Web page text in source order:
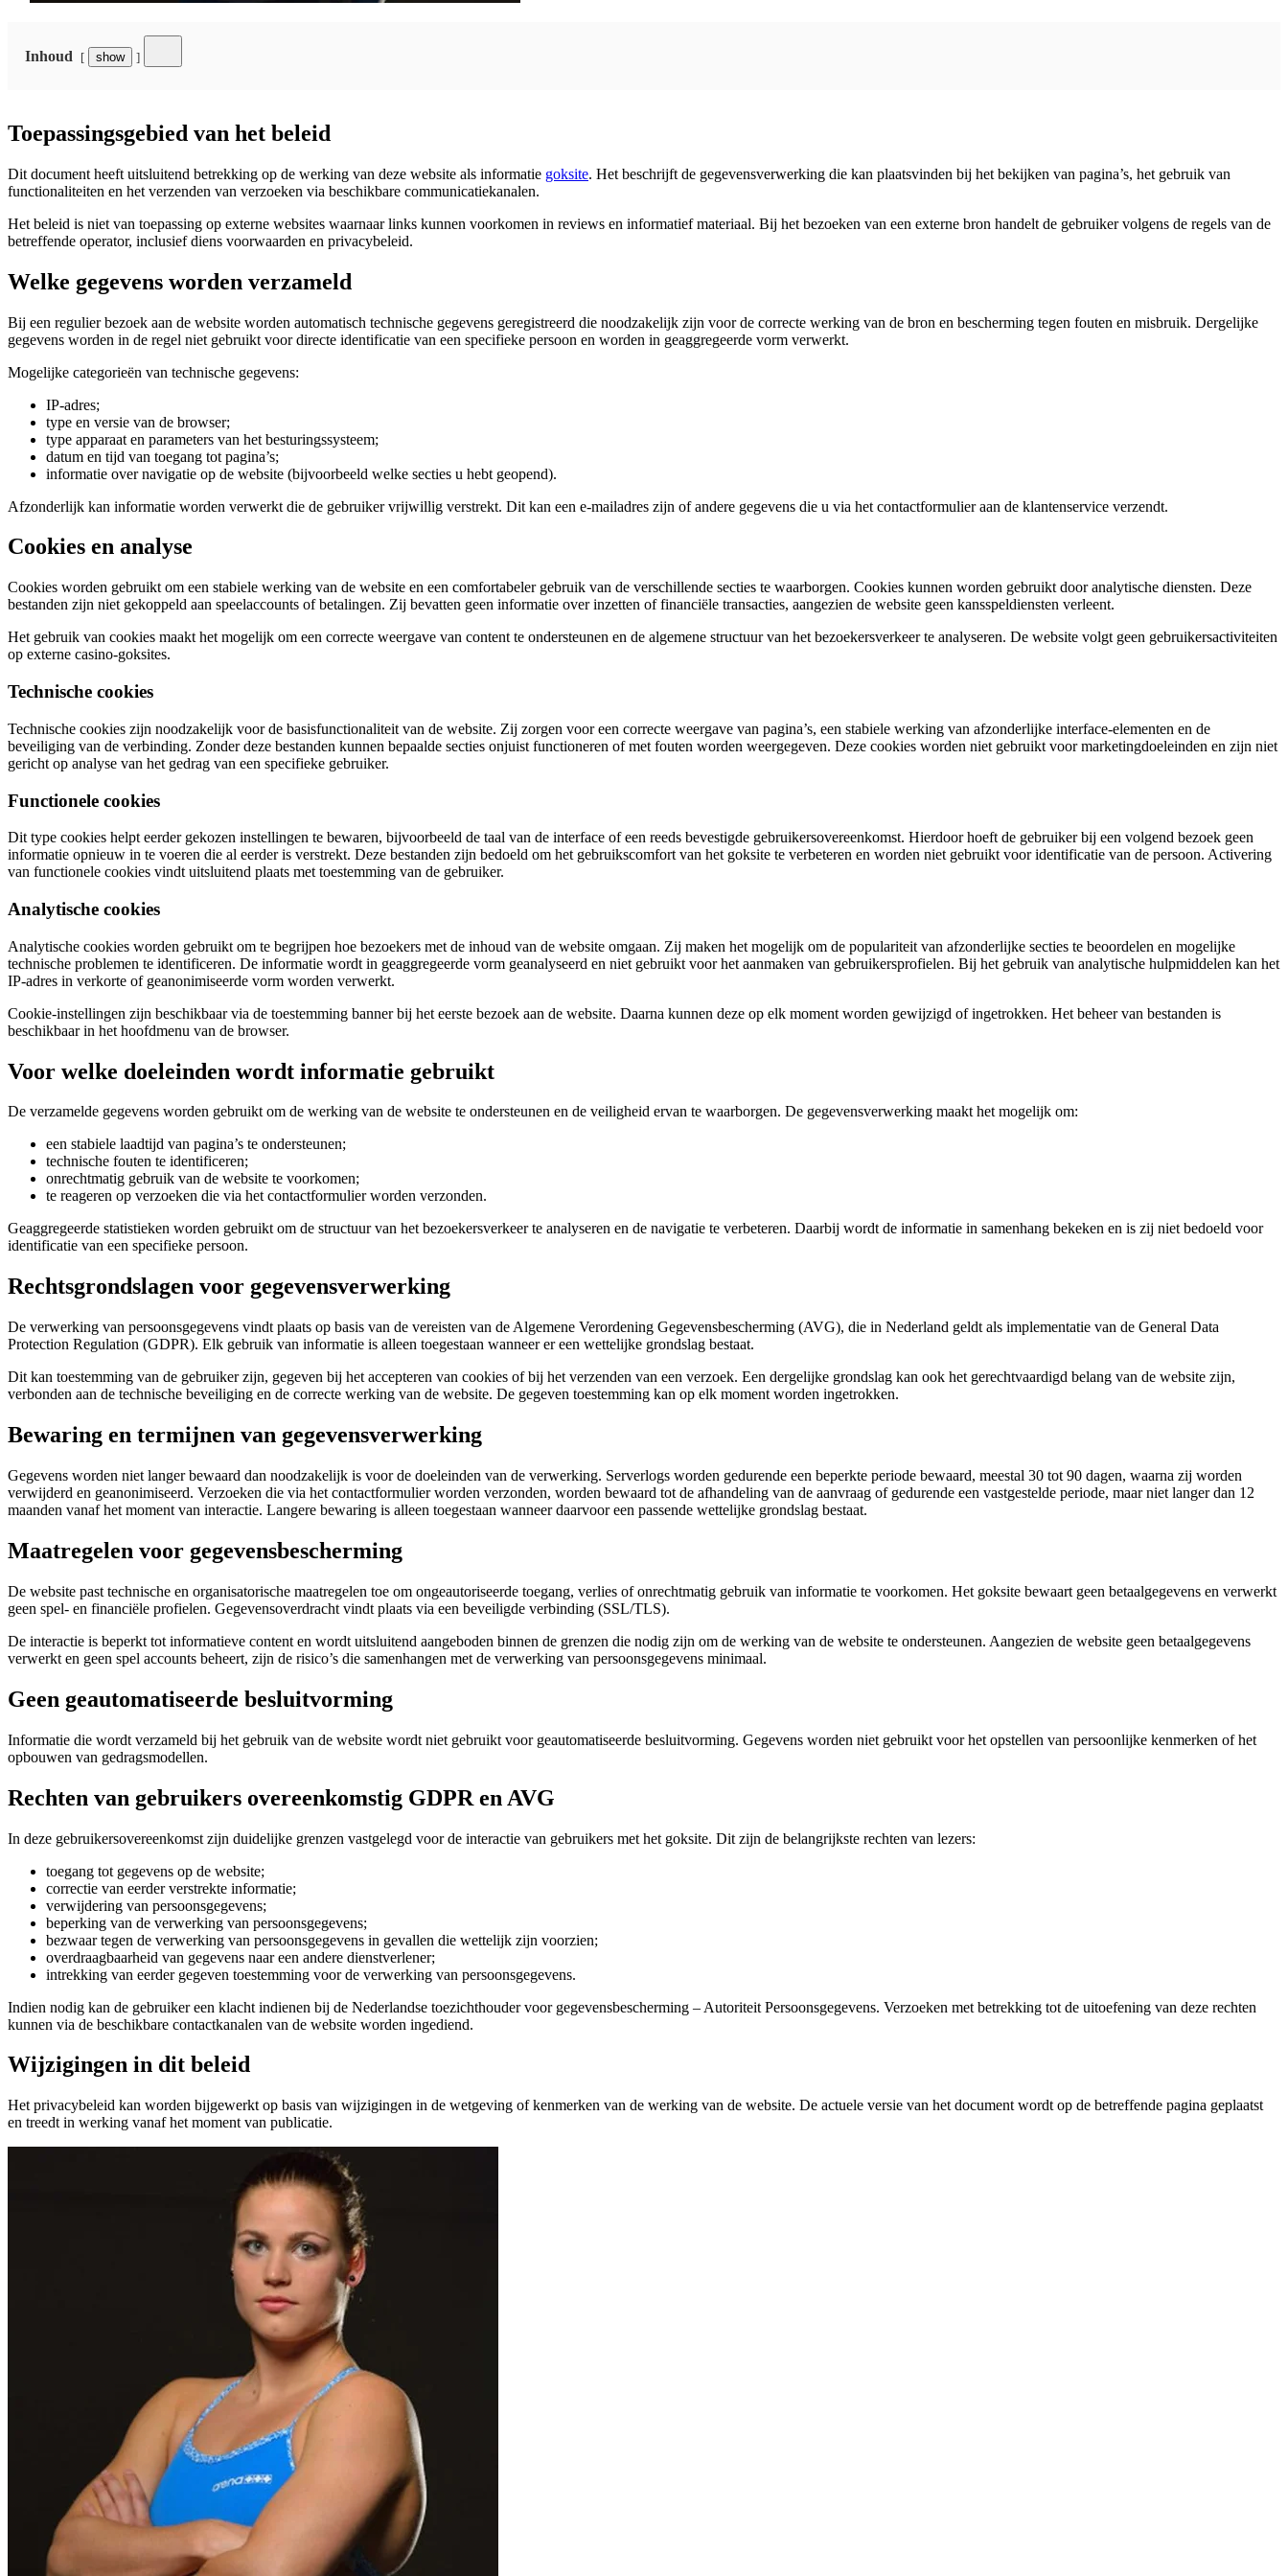
Inhoud show
Toepassingsgebied van het beleid
Dit document heeft uitsluitend betrekking op de werking van deze website als informatie goksite. Het beschrijft de gegevensverwerking die kan plaatsvinden bij het bekijken van pagina’s, het gebruik van
functionaliteiten en het verzenden van verzoeken via beschikbare communicatiekanalen.
Het beleid is niet van toepassing op externe websites waarnaar links kunnen voorkomen in reviews en informatief materiaal. Bij het bezoeken van een externe bron handelt de gebruiker volgens de regels van de
betreffende operator, inclusief diens voorwaarden en privacybeleid.
Welke gegevens worden verzameld
Bij een regulier bezoek aan de website worden automatisch technische gegevens geregistreerd die noodzakelijk zijn voor de correcte werking van de bron en bescherming tegen fouten en misbruik. Dergelijke
gegevens worden in de regel niet gebruikt voor directe identificatie van een specifieke persoon en worden in geaggregeerde vorm verwerkt.
Mogelijke categorieën van technische gegevens:
IP-adres;
type en versie van de browser;
type apparaat en parameters van het besturingssysteem;
datum en tijd van toegang tot pagina’s;
informatie over navigatie op de website (bijvoorbeeld welke secties u hebt geopend).
Afzonderlijk kan informatie worden verwerkt die de gebruiker vrijwillig verstrekt. Dit kan een e-mailadres zijn of andere gegevens die u via het contactformulier aan de klantenservice verzendt.
Cookies en analyse
Cookies worden gebruikt om een stabiele werking van de website en een comfortabeler gebruik van de verschillende secties te waarborgen. Cookies kunnen worden gebruikt door analytische diensten. Deze
bestanden zijn niet gekoppeld aan speelaccounts of betalingen. Zij bevatten geen informatie over inzetten of financiële transacties, aangezien de website geen kansspeldiensten verleent.
Het gebruik van cookies maakt het mogelijk om een correcte weergave van content te ondersteunen en de algemene structuur van het bezoekersverkeer te analyseren. De website volgt geen gebruikersactiviteiten
op externe casino-goksites.
Technische cookies
Technische cookies zijn noodzakelijk voor de basisfunctionaliteit van de website. Zij zorgen voor een correcte weergave van pagina’s, een stabiele werking van afzonderlijke interface-elementen en de
beveiliging van de verbinding. Zonder deze bestanden kunnen bepaalde secties onjuist functioneren of met fouten worden weergegeven. Deze cookies worden niet gebruikt voor marketingdoeleinden en zijn niet
gericht op analyse van het gedrag van een specifieke gebruiker.
Functionele cookies
Dit type cookies helpt eerder gekozen instellingen te bewaren, bijvoorbeeld de taal van de interface of een reeds bevestigde gebruikersovereenkomst. Hierdoor hoeft de gebruiker bij een volgend bezoek geen
informatie opnieuw in te voeren die al eerder is verstrekt. Deze bestanden zijn bedoeld om het gebruikscomfort van het goksite te verbeteren en worden niet gebruikt voor identificatie van de persoon. Activering
van functionele cookies vindt uitsluitend plaats met toestemming van de gebruiker.
Analytische cookies
Analytische cookies worden gebruikt om te begrijpen hoe bezoekers met de inhoud van de website omgaan. Zij maken het mogelijk om de populariteit van afzonderlijke secties te beoordelen en mogelijke
technische problemen te identificeren. De informatie wordt in geaggregeerde vorm geanalyseerd en niet gebruikt voor het aanmaken van gebruikersprofielen. Bij het gebruik van analytische hulpmiddelen kan het
IP-adres in verkorte of geanonimiseerde vorm worden verwerkt.
Cookie-instellingen zijn beschikbaar via de toestemming banner bij het eerste bezoek aan de website. Daarna kunnen deze op elk moment worden gewijzigd of ingetrokken. Het beheer van bestanden is
beschikbaar in het hoofdmenu van de browser.
Voor welke doeleinden wordt informatie gebruikt
De verzamelde gegevens worden gebruikt om de werking van de website te ondersteunen en de veiligheid ervan te waarborgen. De gegevensverwerking maakt het mogelijk om:
een stabiele laadtijd van pagina’s te ondersteunen;
technische fouten te identificeren;
onrechtmatig gebruik van de website te voorkomen;
te reageren op verzoeken die via het contactformulier worden verzonden.
Geaggregeerde statistieken worden gebruikt om de structuur van het bezoekersverkeer te analyseren en de navigatie te verbeteren. Daarbij wordt de informatie in samenhang bekeken en is zij niet bedoeld voor
identificatie van een specifieke persoon.
Rechtsgrondslagen voor gegevensverwerking
De verwerking van persoonsgegevens vindt plaats op basis van de vereisten van de Algemene Verordening Gegevensbescherming (AVG), die in Nederland geldt als implementatie van de General Data
Protection Regulation (GDPR). Elk gebruik van informatie is alleen toegestaan wanneer er een wettelijke grondslag bestaat.
Dit kan toestemming van de gebruiker zijn, gegeven bij het accepteren van cookies of bij het verzenden van een verzoek. Een dergelijke grondslag kan ook het gerechtvaardigd belang van de website zijn,
verbonden aan de technische beveiliging en de correcte werking van de website. De gegeven toestemming kan op elk moment worden ingetrokken.
Bewaring en termijnen van gegevensverwerking
Gegevens worden niet langer bewaard dan noodzakelijk is voor de doeleinden van de verwerking. Serverlogs worden gedurende een beperkte periode bewaard, meestal 30 tot 90 dagen, waarna zij worden
verwijderd en geanonimiseerd. Verzoeken die via het contactformulier worden verzonden, worden bewaard tot de afhandeling van de aanvraag of gedurende een vastgestelde periode, maar niet langer dan 12
maanden vanaf het moment van interactie. Langere bewaring is alleen toegestaan wanneer daarvoor een passende wettelijke grondslag bestaat.
Maatregelen voor gegevensbescherming
De website past technische en organisatorische maatregelen toe om ongeautoriseerde toegang, verlies of onrechtmatig gebruik van informatie te voorkomen. Het goksite bewaart geen betaalgegevens en verwerkt
geen spel- en financiële profielen. Gegevensoverdracht vindt plaats via een beveiligde verbinding (SSL/TLS).
De interactie is beperkt tot informatieve content en wordt uitsluitend aangeboden binnen de grenzen die nodig zijn om de werking van de website te ondersteunen. Aangezien de website geen betaalgegevens
verwerkt en geen spel accounts beheert, zijn de risico’s die samenhangen met de verwerking van persoonsgegevens minimaal.
Geen geautomatiseerde besluitvorming
Informatie die wordt verzameld bij het gebruik van de website wordt niet gebruikt voor geautomatiseerde besluitvorming. Gegevens worden niet gebruikt voor het opstellen van persoonlijke kenmerken of het
opbouwen van gedragsmodellen.
Rechten van gebruikers overeenkomstig GDPR en AVG
In deze gebruikersovereenkomst zijn duidelijke grenzen vastgelegd voor de interactie van gebruikers met het goksite. Dit zijn de belangrijkste rechten van lezers:
toegang tot gegevens op de website;
correctie van eerder verstrekte informatie;
verwijdering van persoonsgegevens;
beperking van de verwerking van persoonsgegevens;
bezwaar tegen de verwerking van persoonsgegevens in gevallen die wettelijk zijn voorzien;
overdraagbaarheid van gegevens naar een andere dienstverlener;
intrekking van eerder gegeven toestemming voor de verwerking van persoonsgegevens.
Indien nodig kan de gebruiker een klacht indienen bij de Nederlandse toezichthouder voor gegevensbescherming – Autoriteit Persoonsgegevens. Verzoeken met betrekking tot de uitoefening van deze rechten
kunnen via de beschikbare contactkanalen van de website worden ingediend.
Wijzigingen in dit beleid
Het privacybeleid kan worden bijgewerkt op basis van wijzigingen in de wetgeving of kenmerken van de werking van de website. De actuele versie van het document wordt op de betreffende pagina geplaatst
en treedt in werking vanaf het moment van publicatie.